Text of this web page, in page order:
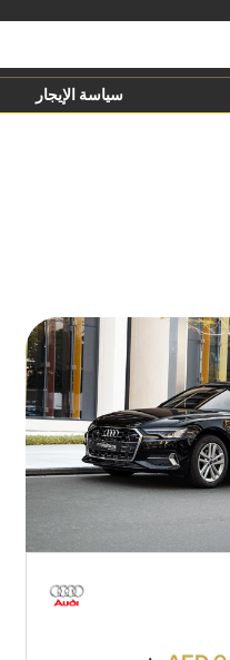
سياسة الإيجار